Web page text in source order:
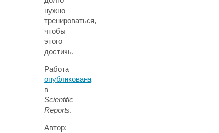
нужно
тренироваться,
чтобы
этого
достичь.
Работа
опубликована
в
Scientific
Reports.
Автор: